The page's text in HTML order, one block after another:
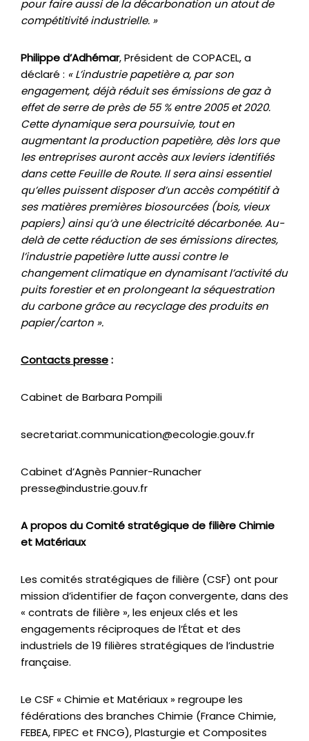
pour faire aussi de la décarbonation un atout de
compétitivité industrielle. »
Philippe d’Adhémar, Président de COPACEL, a
déclaré : « L’industrie papetière a, par son
engagement, déjàréduit ses émissions de gaz à
effet de serre de près de 55 % entre 2005 et 2020.
Cette dynamique sera poursuivie, tout en
augmentant la production papetière, dès lors que
les entreprises auront accès aux leviers identifiés
dans cette Feuille de Route. Il sera ainsi essentiel
qu’elles puissent disposer d’un accès compétitif à
ses matières premières biosourcées (bois, vieux
papiers) ainsi qu’à une électricité décarbonée. Au-
delà de cette réduction de ses émissions directes,
l’industrie papetière lutte aussi contre le
changement climatique en dynamisant l’activité du
puits forestier et en prolongeant la séquestration
du carbone grâce au recyclage des produits en
papier/carton ».
Contacts presse:
Cabinet de Barbara Pompili
secretariat.communication@ecologie.gouv.fr
Cabinet d’Agnès Pannier-Runacher
presse@industrie.gouv.fr
A propos du Comité stratégique de filière Chimie
et Matériaux
Les comités stratégiques de filière (CSF) ont pour
mission d’identifier de façon convergente, dans des
« contrats de filière », les enjeux clés et les
engagements réciproques de l’État et des
industriels de 19 filières stratégiques de l’industrie
française.
Le CSF « Chimie et Matériaux » regroupe les
fédérations des branches Chimie (France Chimie,
FEBEA, FIPEC et FNCG), Plasturgie et Composites